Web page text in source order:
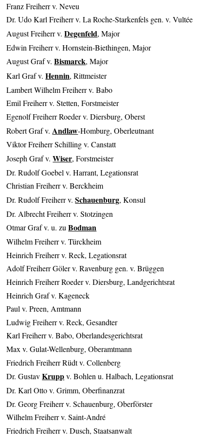
Franz Freiherr v. Neveu
Dr. Udo Karl Freiherr v. La Roche-Starkenfels gen. v. Vultée
August Freiherr v.Degenfeld, Major
Edwin Freiherr v. Hornstein-Biethingen, Major
August Graf v.Bismarck, Major
Karl Graf v.Hennin, Rittmeister
Lambert Wilhelm Freiherr v. Babo
Emil Freiherr v. Stetten, Forstmeister
Egenolf Freiherr Roeder v. Diersburg, Oberst
Robert Graf v. Andlaw-Homburg, Oberleutnant
Viktor Freiherr Schilling v. Canstatt
Joseph Graf v.Wiser, Forstmeister
Dr. Rudolf Goebel v. Harrant, Legationsrat
Christian Freiherr v. Berckheim
Dr. Rudolf Freiherr v.Schauenburg, Konsul
Dr. Albrecht Freiherr v. Stotzingen
Otmar Graf v. u. zuBodman
Wilhelm Freiherr v. Türckheim
Heinrich Freiherr v. Reck, Legationsrat
Adolf Freiherr Göler v. Ravenburg gen. v. Brüggen
Heinrich Freiherr Roeder v. Diersburg, Landgerichtsrat
Heinrich Graf v. Kageneck
Paul v. Preen, Amtmann
Ludwig Freiherr v. Reck, Gesandter
Karl Freiherr v. Babo, Oberlandesgerichtsrat
Max v. Gulat-Wellenburg, Oberamtmann
Friedrich Freiherr Rüdt v. Collenberg
Dr. GustavKruppv. Bohlen u. Halbach, Legationsrat
Dr. Karl Otto v. Grimm, Oberfinanzrat
Dr. Georg Freiherr v. Schauenburg, Oberförster
Wilhelm Freiherr v. Saint-André
Friedrich Freiherr v. Dusch, Staatsanwalt